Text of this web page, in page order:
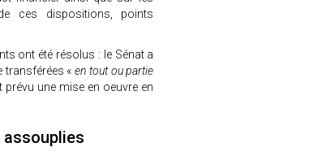
ces dispositions, points
ont été résolus : le Sénat a
transférées « en tout ou partie
une mise en oeuvre en